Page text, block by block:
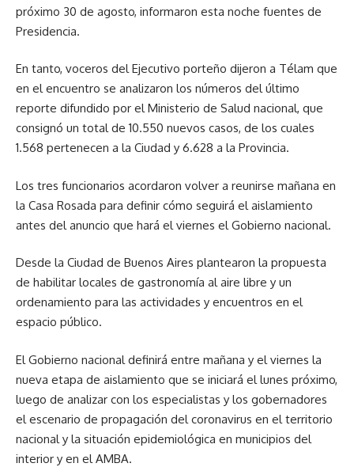
próximo 30 de agosto, informaron esta noche fuentes de
Presidencia.
En tanto, voceros del Ejecutivo porteño dijeron a Télam que
en el encuentro se analizaron los números del último
reporte difundido por el Ministerio de Salud nacional, que
consignó un total de 10.550 nuevos casos, de los cuales
1.568 pertenecen a la Ciudad y 6.628 a la Provincia.
Los tres funcionarios acordaron volver a reunirse mañana en
la Casa Rosada para definir cómo seguirá el aislamiento
antes del anuncio que hará el viernes el Gobierno nacional.
Desde la Ciudad de Buenos Aires plantearon la propuesta
de habilitar locales de gastronomía al aire libre y un
ordenamiento para las actividades y encuentros en el
espacio público.
El Gobierno nacional definirá entre mañana y el viernes la
nueva etapa de aislamiento que se iniciará el lunes próximo,
luego de analizar con los especialistas y los gobernadores
el escenario de propagación del coronavirus en el territorio
nacional y la situación epidemiológica en municipios del
interior y en el AMBA.